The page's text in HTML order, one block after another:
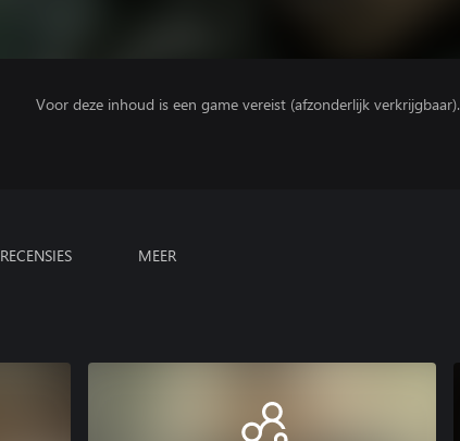
Voor deze inhoud is een game vereist (afzonderlijk verkrijgbaar).
RECENSIES MEER